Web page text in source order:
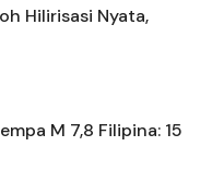
Hilirisasi Nyata,
M 7,8 Filipina: 15